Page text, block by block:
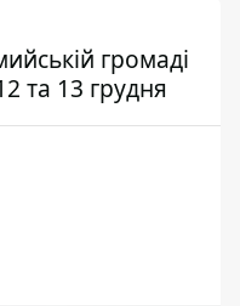
громаді
та 13 грудня